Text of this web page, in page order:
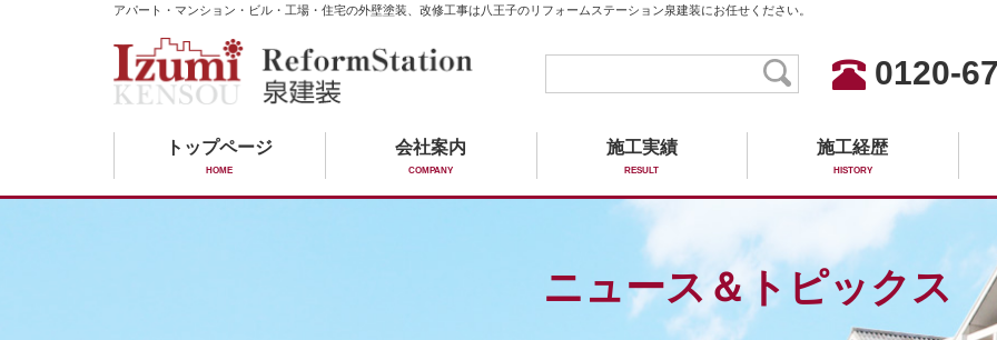
アパート・マンション・ビル・工場・住宅の外壁塗装、改修工事は八王子のリフォームステーション泉建装にお任せください。
0120-
トップページ
HOME
会社案内
COMPANY
施工実績
RESULT
施工経歴
HISTORY
ニュース＆トピックス